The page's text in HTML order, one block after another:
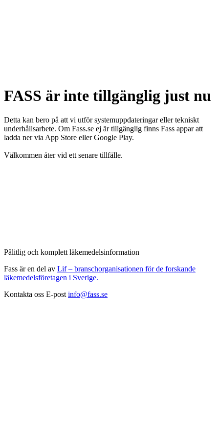
FASS är inte tillgänglig just nu
Detta kan bero på att vi utför systemuppdateringar eller tekniskt
underhållsarbete. Om Fass.se ej är tillgänglig finns Fass appar att
ladda ner via App Store eller Google Play.
Välkommen åter vid ett senare tillfälle.
Pålitlig och komplett läkemedelsinformation
Fass är en del av Lif – branschorganisationen för de forskande
läkemedelsföretagen i Sverige.
Kontakta oss E-post info@fass.se